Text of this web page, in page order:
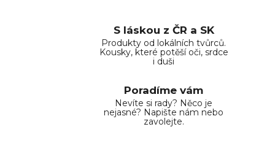
S láskou z ČR a SK
Produkty od lokálních tvůrců.
Kousky, které potěší oči, srdce
i duši
Poradíme vám
Nevíte si rady? Něco je
nejasné? Napište nám nebo
zavolejte.